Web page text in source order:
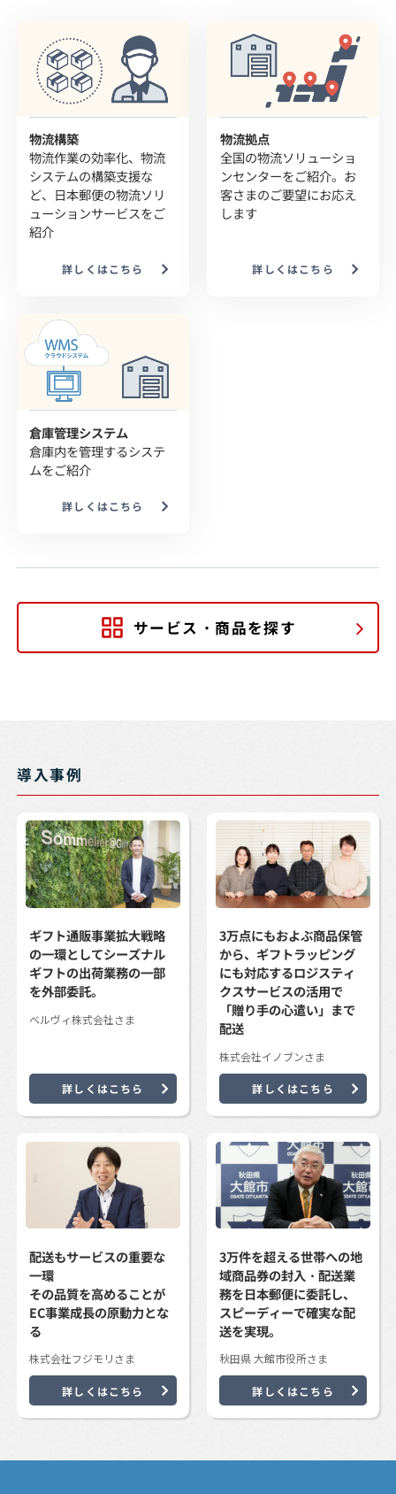
物流構築
物流作業の効率化、物流
システムの構築支援な
ど、日本郵便の物流ソリ
ューションサービスをご
紹介
詳しくはこちら
物流拠点
全国の物流ソリューショ
ンセンターをご紹介。お
客さまのご要望にお応え
します
詳しくはこちら
倉庫管理システム
倉庫内を管理するシステ
ムをご紹介
詳しくはこちら
サービス・商品を探す
導入事例
ギフト通販事業拡大戦略
の一環としてシーズナル
ギフトの出荷業務の一部
を外部委託。
ベルヴィ株式会社さま
詳しくはこちら
3万点にもおよぶ商品保管
から、ギフトラッピング
にも対応するロジスティ
クスサービスの活用で
「贈り手の心遣い」まで
配送
株式会社イノブンさま
詳しくはこちら
配送もサービスの重要な
一環
その品質を高めることが
EC事業成長の原動力とな
る
株式会社フジモリさま
詳しくはこちら
3万件を超える世帯への地
域商品券の封入・配送業
務を日本郵便に委託し、
スピーディーで確実な配
送を実現。
秋田県 大館市役所さま
詳しくはこちら